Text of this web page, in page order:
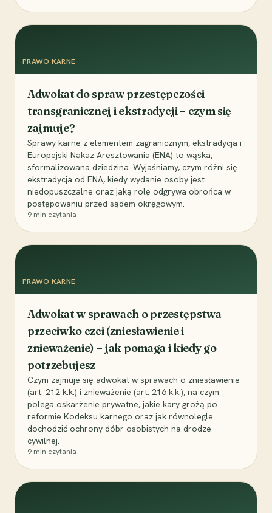
PRAWO KARNE
Adwokat do spraw przestępczości
transgranicznej i ekstradycji – czym się
zajmuje?
Sprawy karne z elementem zagranicznym, ekstradycja i
Europejski Nakaz Aresztowania (ENA) to wąska,
sformalizowana dziedzina. Wyjaśniamy, czym różni się
ekstradycja od ENA, kiedy wydanie osoby jest
niedopuszczalne oraz jaką rolę odgrywa obrońca w
postępowaniu przed sądem okręgowym.
9 min czytania
PRAWO KARNE
Adwokat w sprawach o przestępstwa
przeciwko czci (zniesławienie i
znieważenie) – jak pomaga i kiedy go
potrzebujesz
Czym zajmuje się adwokat w sprawach o zniesławienie
(art. 212 k.k.) i znieważenie (art. 216 k.k.), na czym
polega oskarżenie prywatne, jakie kary grożą po
reformie Kodeksu karnego oraz jak równolegle
dochodzić ochrony dóbr osobistych na drodze
cywilnej.
9 min czytania